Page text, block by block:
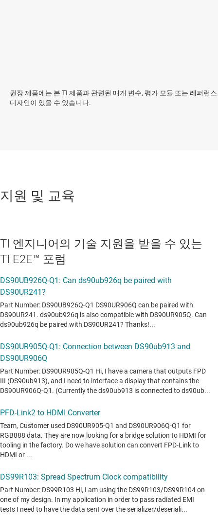
권장 제품에는 본 TI 제품과 관련된 매개 변수, 평가 모듈 또는 레퍼런스
디자인이 있을 수 있습니다.
지원 및 교육
TI 엔지니어의 기술 지원을 받을 수 있는
TI E2E™ 포럼